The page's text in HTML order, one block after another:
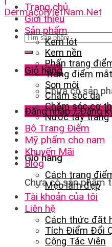
Giỏ hàng
Chưa có sản
Đăng nhập / Đăng
Giỏ hàng
Chưa có sản phẩm
Trang chủ
Giới thiệu
Sản phẩm
Kem lót
Kem nền
Phấn trang
Trang điểm mắt
Son môi
Chăm sóc da
Chăm sóc cơ
Nước tẩy trang
Bộ Trang Điểm
Mỹ phẩm cho nam
Khuyến Mãi
Blog
Cách trang
Mẹo làm đẹp
Tài khoản của tôi
Liên hệ
Cách thức đặt
Tích Điểm Đổi
Cộng Tác Viên